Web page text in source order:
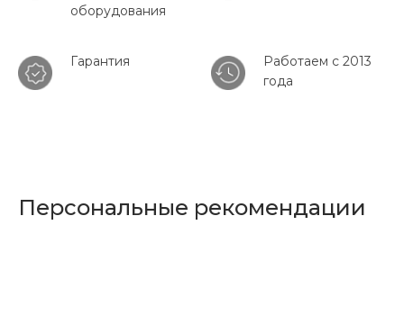
оборудования
Гарантия
Работаем с 2013
года
Персональные рекомендации